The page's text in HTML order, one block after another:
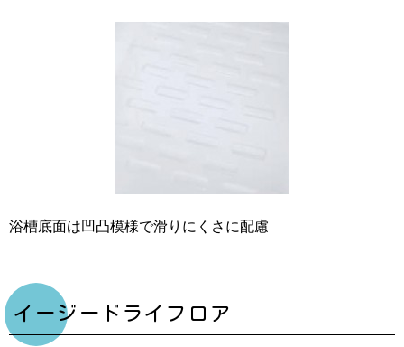
浴槽底面は凹凸模様で滑りにくさに配慮
イージードライフロア